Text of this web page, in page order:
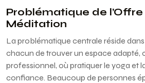
Problématique de
Méditation
La problématique centrale réside
chacun de trouver un espace adapté,
professionnel, où pratiquer le yoga et
confiance. Beaucoup de personnes